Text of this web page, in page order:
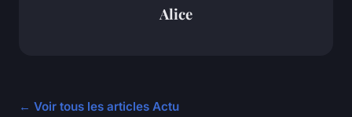
Alice
← Voir tous les articles Actu